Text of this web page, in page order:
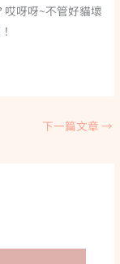
呀呀~不管好貓壞
下一篇文章 →